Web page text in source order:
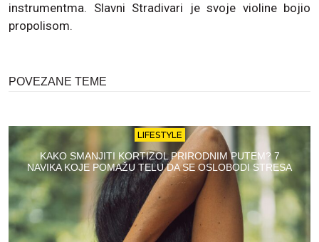
instrumentma. Slavni Stradivari je svoje violine bojio
propolisom.
POVEZANE TEME
LIFESTYLE
KAKO SMANJITI KORTIZOL PRIRODNIM PUTEM? 7
NAVIKA KOJE POMAŽU TELU DA SE OSLOBODI STRESA